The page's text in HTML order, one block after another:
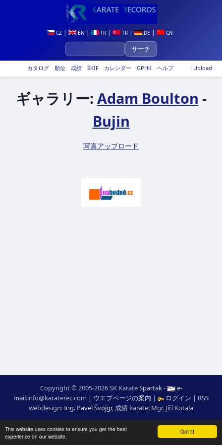
Got it!
This website uses cookies to ensure you get the best
experience on our website.
CZ| EN | FR| TR| DE | CN
Upload
カタログ 順位 成績 SKIF カレンダー GPHK ヘルプ
ギャラリー: Adam Boulton -
Bujin
写真アップロード
Copyright © 2005-2026 SK KarateSpartak-
e-
mail:moc.ceretarak@ofni | ウエブページの案内 | ログイン | RSS
webdesign:Ing. Pavel Švojgr, 成績 karate: Mgr. Jiří Kotala